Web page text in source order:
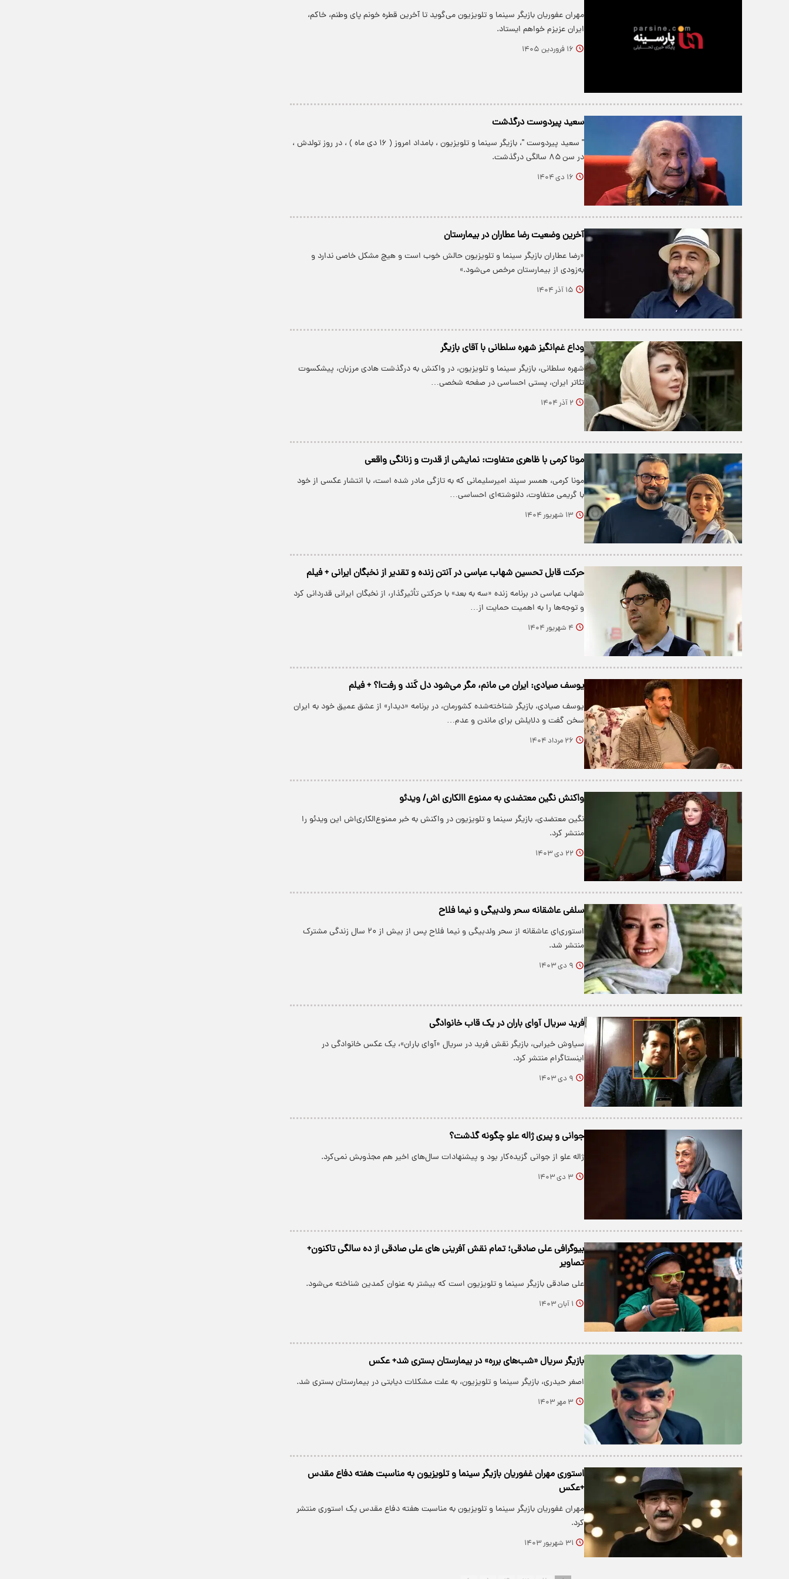
مهران عفوریان بازیگر سینما و تلویزیون می‌گوید تا آخرین قطره خونم پای وطنم، خاکم،
ایران عزیزم خواهم ایستاد.
۱۶ فروردین ۱۴۰۵
سعید پیردوست درگذشت
" سعید پیردوست "، بازیگر سینما و تلویزیون ، بامداد امروز ( ۱۶ دی ماه ) ، در روز تولدش ،
در سن ۸۵ سالگی درگذشت.
۱۶ دی ۱۴۰۴
آخرین وضعیت رضا عطاران در بیمارستان
«رضا عطاران بازیگر سینما و تلویزیون حالش خوب است و هیچ مشکل خاصی ندارد و
به‌زودی از بیمارستان مرخص می‌شود.»
۱۵ آذر ۱۴۰۴
وداع غم‌انگیز شهره سلطانی با آقای بازیگر
شهره سلطانی، بازیگر سینما و تلویزیون، در واکنش به درگذشت هادی مرزبان، پیشکسوت
تئاتر ایران، پستی احساسی در صفحه شخصی…
۲ آذر ۱۴۰۴
مونا کرمی با ظاهری متفاوت: نمایشی از قدرت و زنانگی واقعی
مونا کرمی، همسر سپند امیرسلیمانی که به تازگی مادر شده است، با انتشار عکسی از خود
با گریمی متفاوت، دلنوشته‌ای احساسی…
۱۳ شهریور ۱۴۰۴
حرکت قابل تحسین شهاب عباسی در آنتن زنده و تقدیر از نخبگان ایرانی + فیلم
شهاب عباسی در برنامه زنده «سه به بعد» با حرکتی تأثیرگذار، از نخبگان ایرانی قدردانی کرد
و توجه‌ها را به اهمیت حمایت از…
۴ شهریور ۱۴۰۴
یوسف صیادی: ایران می مانم، مگر می‌شود دل کَند و رفت!؟ + فیلم
یوسف صیادی، بازیگر شناخته‌شده کشورمان، در برنامه «دیدار» از عشق عمیق خود به ایران
سخن گفت و دلایلش برای ماندن و عدم…
۲۶ مرداد ۱۴۰۴
واکنش نگین معتضدی به ممنوع االکاری اش/ ویدئو
نگین معتضدی، بازیگر سینما و تلویزیون در واکنش به خبر ممنوع‌الکاری‌اش این ویدئو را
منتشر کرد.
۲۲ دی ۱۴۰۳
سلفی عاشقانه سحر ولدبیگی و نیما فلاح
استوری‌ای عاشقانه از سحر ولدبیگی و نیما فلاح پس از بیش از ۲۰ سال زندگی مشترک
منتشر شد.
۹ دی ۱۴۰۳
فرید سریال آوای باران در یک قاب خانوادگی
سیاوش خیرابی، بازیگر نقش فرید در سریال «آوای باران»، یک عکس خانوادگی در
اینستاگرام منتشر کرد.
۹ دی ۱۴۰۳
جوانی و پیری ژاله علو چگونه گذشت؟
ژاله علو از جوانی گزیده‌کار بود و پیشنهادات سال‌های اخیر هم مجذوبش نمی‌کرد.
۳ دی ۱۴۰۳
بیوگرافی علی صادقی؛ تمام نقش آفرینی های علی صادقی از ده سالگی تاکنون+
تصاویر
علی صادقی بازیگر سینما و تلویزیون است که بیشتر به عنوان کمدین شناخته می‌شود.
۱ آبان ۱۴۰۳
بازیگر سریال «شب‌های برره» در بیمارستان بستری شد+ عکس
اصغر حیدری، بازیگر سینما و تلویزیون، به علت مشکلات دیابتی در بیمارستان بستری شد.
۳ مهر ۱۴۰۳
استوری مهران غفوریان بازیگر سینما و تلویزیون به مناسبت هفته دفاع مقدس​
+عکس
مهران غفوریان بازیگر سینما و تلویزیون به مناسبت هفته دفاع مقدس​ یک استوری منتشر
کرد.
۳۱ شهریور ۱۴۰۳